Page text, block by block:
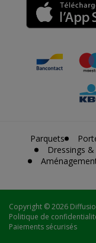
Parquets
Dressings
Copyright © 2026
Politique de
Paiements sécurisés